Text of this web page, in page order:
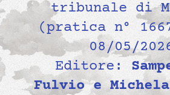
tribunale di
(pratica n°
08/05/
Editore:
Fulvio e Michela